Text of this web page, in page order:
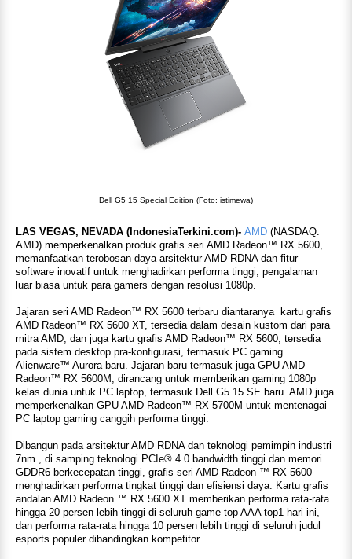
Dell G5 15 Special Edition (Foto: istimewa)
LAS VEGAS, NEVADA (IndonesiaTerkini.com)- AMD (NASDAQ:
AMD) memperkenalkan produk grafis seri AMD Radeon™ RX 5600,
memanfaatkan terobosan daya arsitektur AMD RDNA dan fitur
software inovatif untuk menghadirkan performa tinggi, pengalaman
luar biasa untuk para gamers dengan resolusi 1080p.
Jajaran seri AMD Radeon™ RX 5600 terbaru diantaranya kartu grafis
AMD Radeon™ RX 5600 XT, tersedia dalam desain kustom dari para
mitra AMD, dan juga kartu grafis AMD Radeon™ RX 5600, tersedia
pada sistem desktop pra-konfigurasi, termasuk PC gaming
Alienware™ Aurora baru. Jajaran baru termasuk juga GPU AMD
Radeon™ RX 5600M, dirancang untuk memberikan gaming 1080p
kelas dunia untuk PC laptop, termasuk Dell G5 15 SE baru. AMD juga
memperkenalkan GPU AMD Radeon™ RX 5700M untuk mentenagai
PC laptop gaming canggih performa tinggi.
Dibangun pada arsitektur AMD RDNA dan teknologi pemimpin industri
7nm , di samping teknologi PCIe® 4.0 bandwidth tinggi dan memori
GDDR6 berkecepatan tinggi, grafis seri AMD Radeon ™ RX 5600
menghadirkan performa tingkat tinggi dan efisiensi daya. Kartu grafis
andalan AMD Radeon ™ RX 5600 XT memberikan performa rata-rata
hingga 20 persen lebih tinggi di seluruh game top AAA top1 hari ini,
dan performa rata-rata hingga 10 persen lebih tinggi di seluruh judul
esports populer dibandingkan kompetitor.